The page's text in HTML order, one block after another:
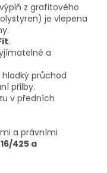
z grafitového
je vlepena
.
a
průchod
přilby.
v předních
a právními
425 a